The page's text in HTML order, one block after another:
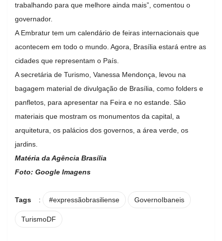
trabalhando para que melhore ainda mais”, comentou o
governador.
A Embratur tem um calendário de feiras internacionais que
acontecem em todo o mundo. Agora, Brasília estará entre as
cidades que representam o País.
A secretária de Turismo, Vanessa Mendonça, levou na
bagagem material de divulgação de Brasília, como folders e
panfletos, para apresentar na Feira e no estande. São
materiais que mostram os monumentos da capital, a
arquitetura, os palácios dos governos, a área verde, os
jardins.
Matéria da Agência Brasília
Foto: Google Imagens
Tags : #expressãobrasiliense GovernoIbaneis
TurismoDF